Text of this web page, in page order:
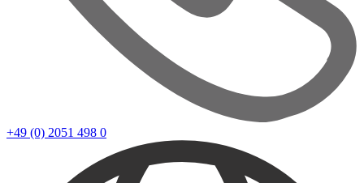
+49 (0) 2051 498 0